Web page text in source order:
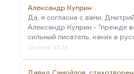
Александр Куприн
Да, я согласна с вами,
Александр Куприн - "прежде
сильный писатель, каких в
15 июня, 11:29
Давид Самойлов,